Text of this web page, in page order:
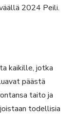
2024 Peili.
kaikille, jotka
päästä
taito ja
todellisia